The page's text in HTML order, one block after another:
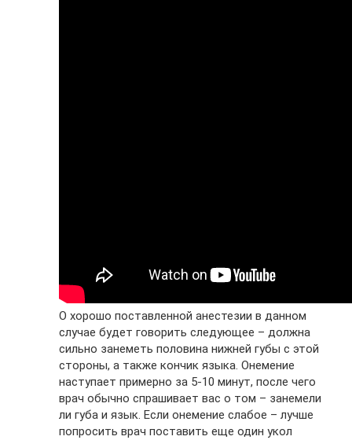
О хорошо поставленной анестезии в данном
случае будет говорить следующее – должна
сильно занеметь половина нижней губы с этой
стороны, а также кончик языка. Онемение
наступает примерно за 5-10 минут, после чего
врач обычно спрашивает вас о том – занемели
ли губа и язык. Если онемение слабое – лучше
попросить врач поставить еще один укол